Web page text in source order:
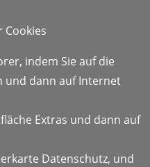
Cookies
indem Sie auf die
und dann auf Internet
Extras und dann auf
Datenschutz, und